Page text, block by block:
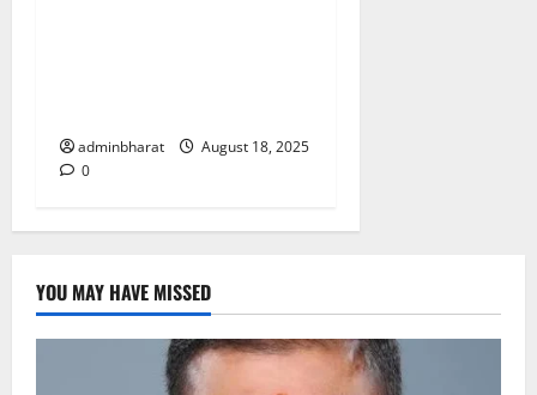
adminbharat
August 18, 2025
0
YOU MAY HAVE MISSED